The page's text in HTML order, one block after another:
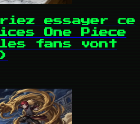
essayer ce
One Piece
fans vont